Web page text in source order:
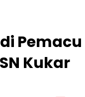
Pemacu
Kukar